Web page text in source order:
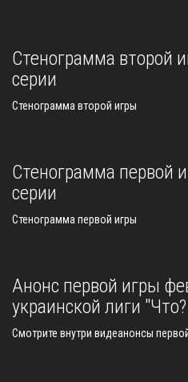
Стенограмма второй
серии
Стенограмма второй игры
Стенограмма первой
серии
Стенограмма первой игры
Анонс первой игры
украинской лиги "Что?
Смотрите внутри видеанонсы